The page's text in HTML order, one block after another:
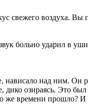
свежего воздуха. Вы
больно ударил в
нависало над ним. Он
дико озираясь. Это
же времени прошло?